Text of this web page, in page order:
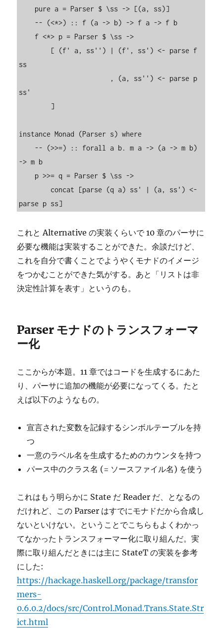
ss
ss'
instance Monad (Parser s) where
-> m b
parse p ss]
これと Alternative の実装くらいで 10 章のパーサに
必要な機能は実装することができた。余談だけど、
これを自分で書くことでようやくモナドのイメージ
をつかむことができた気がする。あと「リストは非
決定性計算を表す」というのも。
Parser モナドのトランスフォーマ
ー化
ここからが本題。11 章ではコードを生成するにあた
り、パーサに追加の機能が必要になってくる。たと
えば以下のようなもの。
宣言された変数を記録するシンボルテーブルを持
つ
一意のラベル名を生成するためのカウンタを持つ
パース中のクラス名 (= ソースファイル名) を使う
これはもう明らかに State だ Reader だ、となるの
だけれど、この Parser はすでにモナドだから合成し
ないといけない。ということでこちらもよくわかっ
てなかったトランスフォーマー化に取り組んだ。実
際に取り組んだときには主に StateT の実装を参考
にした:
https://hackage.haskell.org/package/transfor
mers-
0.6.0.2/docs/src/Control.Monad.Trans.State.Str
ict.html